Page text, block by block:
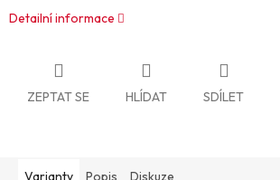
Detailní informace
ZEPTAT SE HLÍDAT SDÍLET
Varianty Popis Diskuze